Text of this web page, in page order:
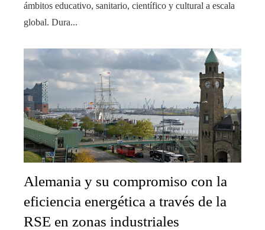
ámbitos educativo, sanitario, científico y cultural a escala
global. Dura...
Alemania y su compromiso con la
eficiencia energética a través de la
RSE en zonas industriales